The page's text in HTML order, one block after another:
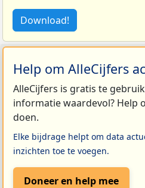
Download!
Help om AlleCijfers
AlleCijfers is gratis te
informatie waardevol? Help
doen.
Elke bijdrage helpt om data
inzichten toe te voegen.
Doneer en help mee